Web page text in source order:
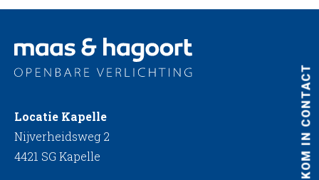
KOM IN CONTACT
Locatie Kapelle
Nijverheidsweg 2
4421 SG Kapelle